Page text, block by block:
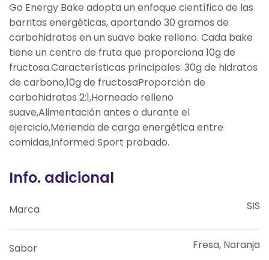
Go Energy Bake adopta un enfoque científico de las
barritas energéticas, aportando 30 gramos de
carbohidratos en un suave bake relleno. Cada bake
tiene un centro de fruta que proporciona 10g de
fructosa.Características principales: 30g de hidratos
de carbono,10g de fructosaProporción de
carbohidratos 2:1,Horneado relleno
suave,Alimentación antes o durante el
ejercicio,Merienda de carga energética entre
comidas,Informed Sport probado.
Info. adicional
Marca SIS
Sabor Fresa, Naranja